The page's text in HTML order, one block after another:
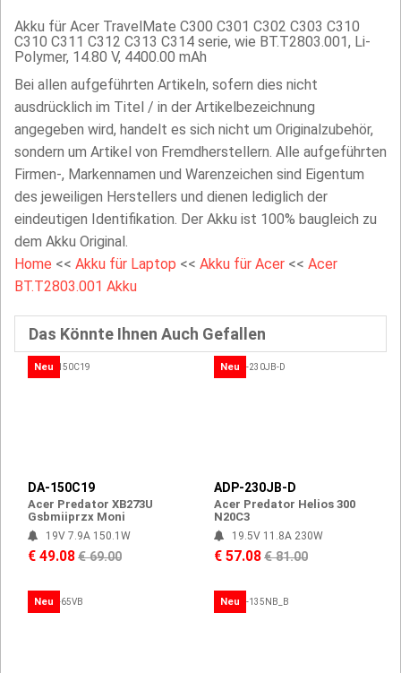
Akku für Acer TravelMate C300 C301 C302 C303 C310
C310 C311 C312 C313 C314 serie, wie BT.T2803.001, Li-
Polymer, 14.80 V, 4400.00 mAh
Bei allen aufgeführten Artikeln, sofern dies nicht
ausdrücklich im Titel / in der Artikelbezeichnung
angegeben wird, handelt es sich nicht um Originalzubehör,
sondern um Artikel von Fremdherstellern. Alle aufgeführten
Firmen-, Markennamen und Warenzeichen sind Eigentum
des jeweiligen Herstellers und dienen lediglich der
eindeutigen Identifikation. Der Akku ist 100% baugleich zu
dem Akku Original.
Home << Akku für Laptop << Akku für Acer << Acer
BT.T2803.001 Akku
Das Könnte Ihnen Auch Gefallen
Neu
DA-150C19
Acer Predator XB273U
Gsbmiiprzx Moni
19V 7.9A 150.1W
€ 49.08€ 69.00
Neu
ADP-230JB-D
Acer Predator Helios 300
N20C3
19.5V 11.8A 230W
€ 57.08€ 81.00
Neu Neu